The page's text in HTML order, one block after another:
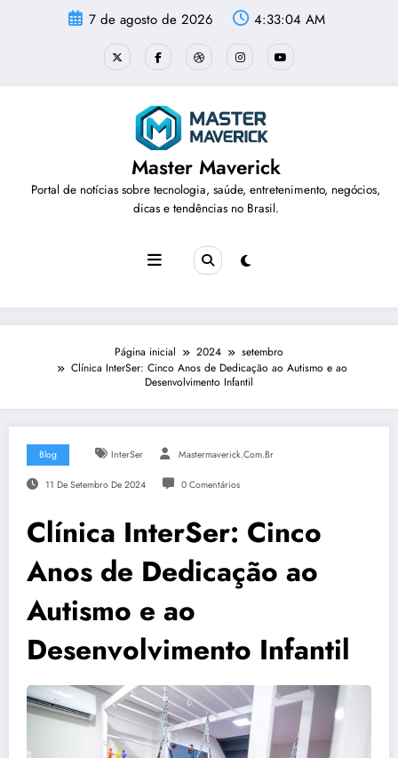
7 de agosto de 2026 4:33:05 AM
Master Maverick
Portal de notícias sobre tecnologia, saúde, entretenimento, negócios,
dicas e tendências no Brasil.
Página inicial 2024
setembro
Clínica InterSer: Cinco Anos de Dedicação ao Autismo e ao
Desenvolvimento Infantil
Blog InterSer Mastermaverick.com.br
11 De Setembro De 2024 0 Comentários
Clínica InterSer: Cinco
Anos de Dedicação ao
Autismo e ao
Desenvolvimento Infantil